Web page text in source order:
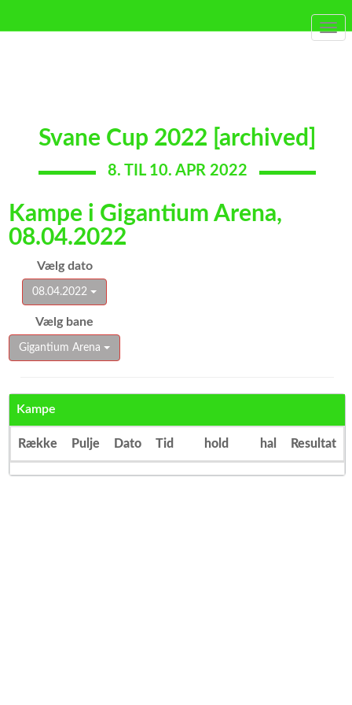
Svane Cup 2022 [archived]
8. TIL 10. APR 2022
Kampe i Gigantium Arena,
08.04.2022
Vælg dato
08.04.2022
Vælg bane
Gigantium Arena
Kampe
Række Pulje Dato Tid hold hal Resultat